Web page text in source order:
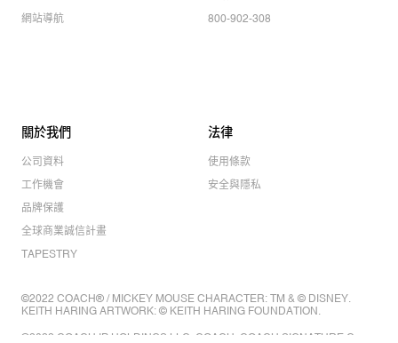
網站導航
800-902-308
關於我們
公司資料
工作機會
品牌保護
全球商業誠信計畫
TAPESTRY
法律
使用條款
安全與隱私
©2022 COACH® / MICKEY MOUSE CHARACTER: TM & © DISNEY.
KEITH HARING ARTWORK: © KEITH HARING FOUNDATION.
©2022 COACH IP HOLDINGS LLC. COACH, COACH SIGNATURE C